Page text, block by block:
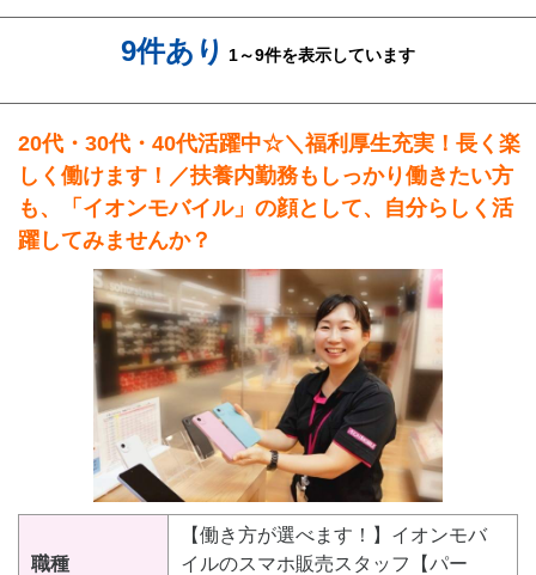
9件あり 1～9件を表示しています
20代・30代・40代活躍中☆＼福利厚生充実！長く楽
しく働けます！／扶養内勤務もしっかり働きたい方
も、「イオンモバイル」の顔として、自分らしく活
躍してみませんか？
職種
【働き方が選べます！】イオンモバ
イルのスマホ販売スタッフ【パー